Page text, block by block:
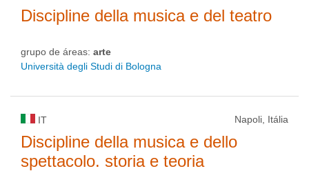
Discipline della musica e del teatro
grupo de áreas: arte
Università degli Studi di Bologna
IT Napoli, Itália
Discipline della musica e dello
spettacolo. storia e teoria